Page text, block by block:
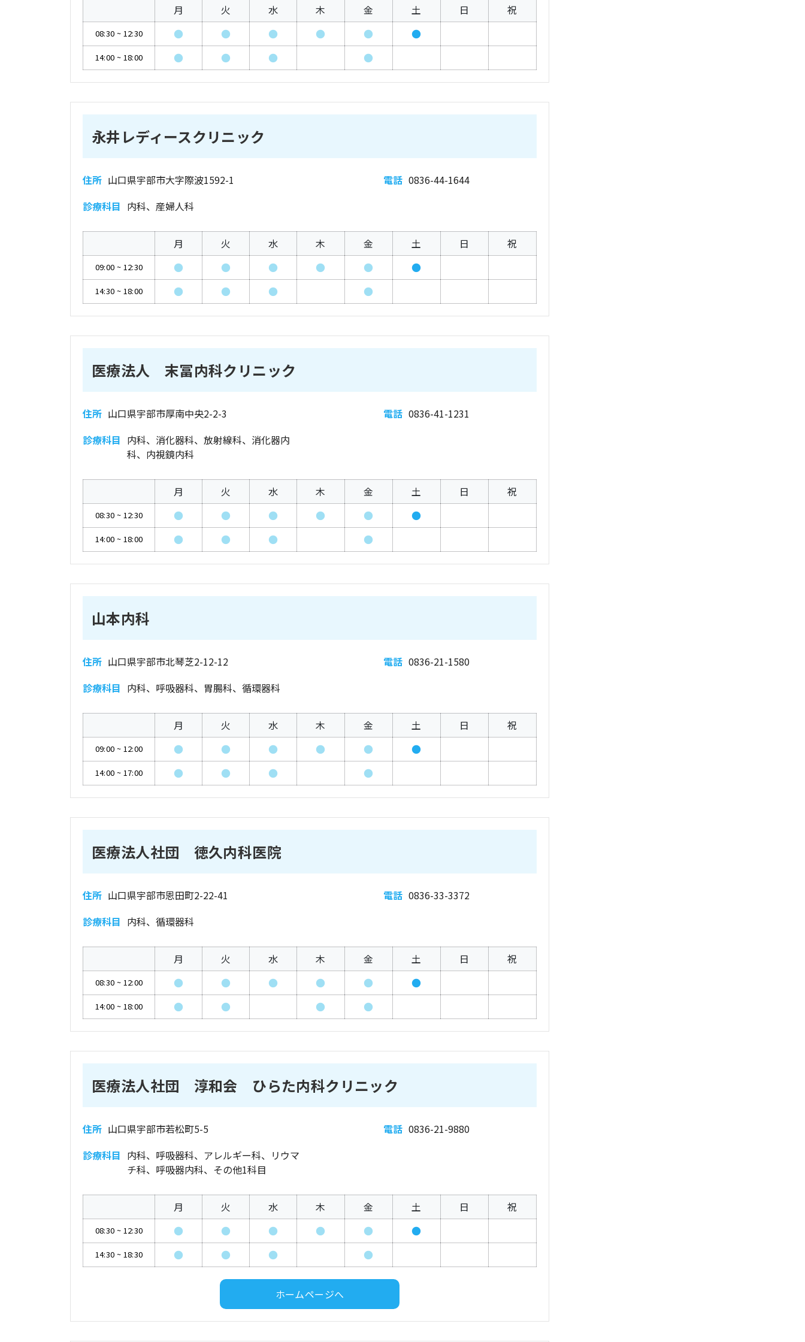
月 火 水 木 金 土 日 祝
08:30 ~ 12:30 ● ● ● ● ● ●
14:00 ~ 18:00 ● ● ● ●
永井レディースクリニック
住所 山口県宇部市大字際波1592-1 電話 0836-44-1644
診療科目 内科、産婦人科
月 火 水 木 金 土 日 祝
09:00 ~ 12:30 ● ● ● ● ● ●
14:30 ~ 18:00 ● ● ● ●
医療法人 末冨内科クリニック
住所 山口県宇部市厚南中央2-2-3 電話 0836-41-1231
診療科目 内科、消化器科、放射線科、消化器内
科、内視鏡内科
月 火 水 木 金 土 日 祝
08:30 ~ 12:30 ● ● ● ● ● ●
14:00 ~ 18:00 ● ● ● ●
山本内科
住所 山口県宇部市北琴芝2-12-12 電話 0836-21-1580
診療科目 内科、呼吸器科、胃腸科、循環器科
月 火 水 木 金 土 日 祝
09:00 ~ 12:00 ● ● ● ● ● ●
14:00 ~ 17:00 ● ● ● ●
医療法人社団 徳久内科医院
住所 山口県宇部市恩田町2-22-41 電話 0836-33-3372
診療科目 内科、循環器科
月 火 水 木 金 土 日 祝
08:30 ~ 12:00 ● ● ● ● ● ●
14:00 ~ 18:00 ● ● ● ●
医療法人社団 淳和会 ひらた内科クリニック
住所 山口県宇部市若松町5-5 電話 0836-21-9880
診療科目 内科、呼吸器科、アレルギー科、リウマ
チ科、呼吸器内科、その他1科目
月 火 水 木 金 土 日 祝
08:30 ~ 12:30 ● ● ● ● ● ●
14:30 ~ 18:30 ● ● ● ●
ホームページへ